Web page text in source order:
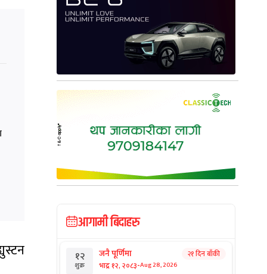
आगामी बिदाहरु
१२
शुक्र
जनै पूर्णिमा
भाद्र १२, २०८३-Aug 28, 2026
२१ दिन बाँकी